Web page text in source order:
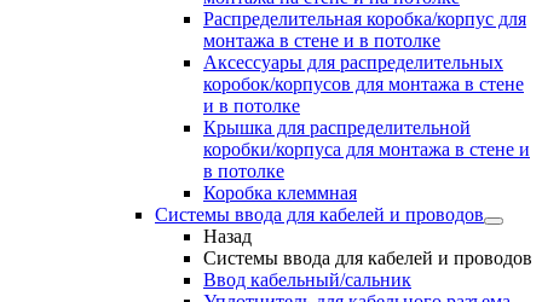
Распределительная коробка/корпус для
монтажа в стене и в потолке
Аксессуары для распределительных
коробок/корпусов для монтажа в стене
и в потолке
Крышка для распределительной
коробки/корпуса для монтажа в стене и
в потолке
Коробка клеммная
Системы ввода для кабелей и проводов
Назад
Системы ввода для кабелей и проводов
Ввод кабельный/сальник